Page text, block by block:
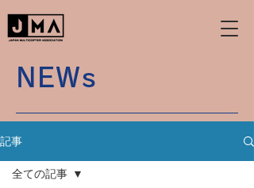
NEWs
記事
全ての記事